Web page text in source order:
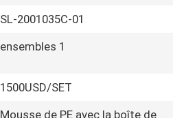
SL-2001035C-01
ensembles 1
1500USD/SET
Mousse de PE avec la boîte de